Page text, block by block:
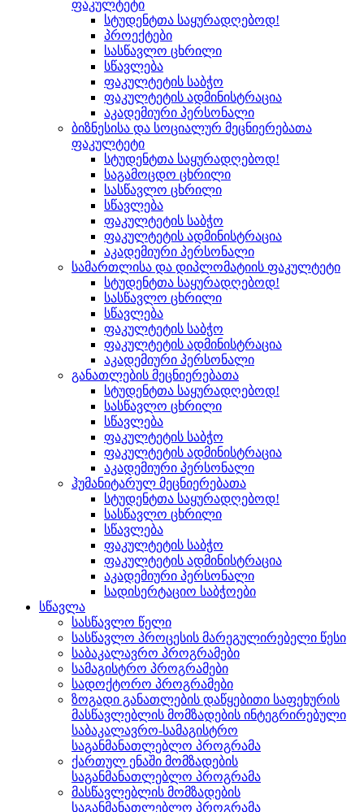
ფაკულტეტი
სტუდენტთა საყურადღებოდ!
პროექტები
სასწავლო ცხრილი
სწავლება
ფაკულტეტის საბჭო
ფაკულტეტის ადმინისტრაცია
აკადემიური პერსონალი
ბიზნესისა და სოციალურ მეცნიერებათა
ფაკულტეტი
სტუდენტთა საყურადღებოდ!
საგამოცდო ცხრილი
სასწავლო ცხრილი
სწავლება
ფაკულტეტის საბჭო
ფაკულტეტის ადმინისტრაცია
აკადემიური პერსონალი
სამართლისა და დიპლომატიის ფაკულტეტი
სტუდენტთა საყურადღებოდ!
სასწავლო ცხრილი
სწავლება
ფაკულტეტის საბჭო
ფაკულტეტის ადმინისტრაცია
აკადემიური პერსონალი
განათლების მეცნიერებათა
სტუდენტთა საყურადღებოდ!
სასწავლო ცხრილი
სწავლება
ფაკულტეტის საბჭო
ფაკულტეტის ადმინისტრაცია
აკადემიური პერსონალი
ჰუმანიტარულ მეცნიერებათა
სტუდენტთა საყურადღებოდ!
სასწავლო ცხრილი
სწავლება
ფაკულტეტის საბჭო
ფაკულტეტის ადმინისტრაცია
აკადემიური პერსონალი
სადისერტაციო საბჭოები
სწავლა
სასწავლო წელი
სასწავლო პროცესის მარეგულირებელი წესი
საბაკალავრო პროგრამები
სამაგისტრო პროგრამები
სადოქტორო პროგრამები
ზოგადი განათლების დაწყებითი საფეხურის
მასწავლებლის მომზადების ინტეგრირებული
საბაკალავრო-სამაგისტრო
საგანმანათლებლო პროგრამა
ქართულ ენაში მომზადების
საგანმანათლებლო პროგრამა
მასწავლებლის მომზადების
საგანმანათლებლო პროგრამა